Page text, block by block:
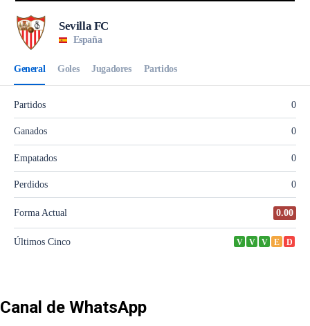
Canal de WhatsApp